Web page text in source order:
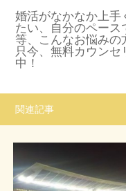
婚活がなかなか上手
たい、自分のペース
等、こんなお悩みの
只今、無料カウン
中！
関連記事